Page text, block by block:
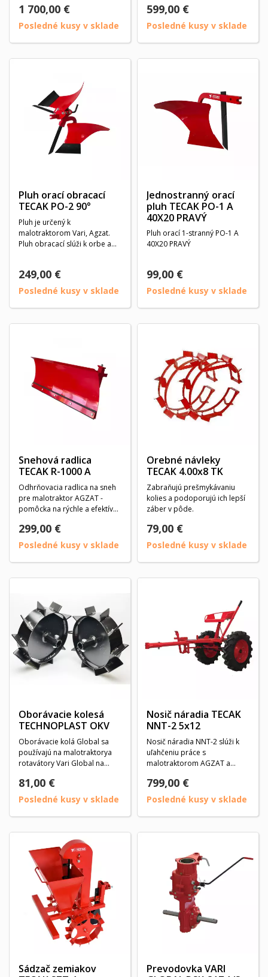
1 700,00 €
Posledné kusy v sklade
599,00 €
Posledné kusy v sklade
Pluh orací obracací
TECAK PO-2 90°
Pluh je určený k
malotraktorom Vari, Agzat.
Pluh obracací slúži k orbe a
249,00 €
Posledné kusy v sklade
Jednostranný orací
pluh TECAK PO-1 A
40X20 PRAVÝ
Pluh orací 1-stranný PO-1 A
40X20 PRAVÝ
99,00 €
Posledné kusy v sklade
Snehová radlica
TECAK R-1000 A
Odhrňovacia radlica na sneh
pre malotraktor AGZAT -
pomôcka na rýchle a efektívne
299,00 €
Posledné kusy v sklade
Orebné návleky
TECAK 4.00x8 TK
Zabraňujú prešmykávaniu
kolies a podoporujú ich lepší
záber v pôde.
79,00 €
Posledné kusy v sklade
Oborávacie kolesá
TECHNOPLAST OKV
Oborávacie kolá Global sa
používajú na malotraktorya
rotavátory Vari Global na
81,00 €
Posledné kusy v sklade
Nosič náradia TECAK
NNT-2 5x12
Nosič náradia NNT-2 slúži k
uľahčeniu práce s
malotraktorom AGZAT a
799,00 €
Posledné kusy v sklade
Sádzač zemiakov
Prevodovka VARI